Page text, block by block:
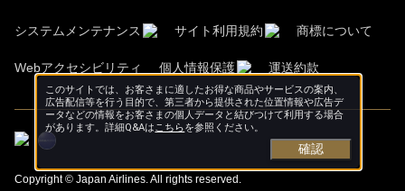
システムメンテナンス サイト利用規約 商標について
Webアクセシビリティ 個人情報保護 運送約款
Copyright © Japan Airlines. All rights reserved.
このサイトでは、お客さまに適したお得な商品やサービスの案内、
広告配信等を行う目的で、第三者から提供された位置情報や広告デ
ータなどの情報をお客さまの個人データと結びつけて利用する場合
があります。詳細Q&Aはこちらを参照ください。
確認